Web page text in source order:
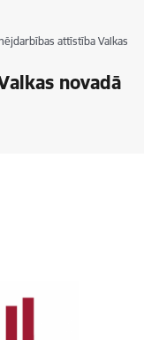
attīstība Valkas
novadā